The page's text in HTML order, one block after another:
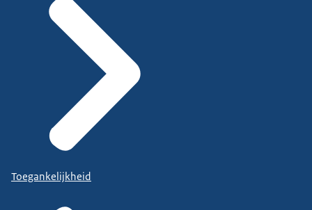
Toegankelijkheid